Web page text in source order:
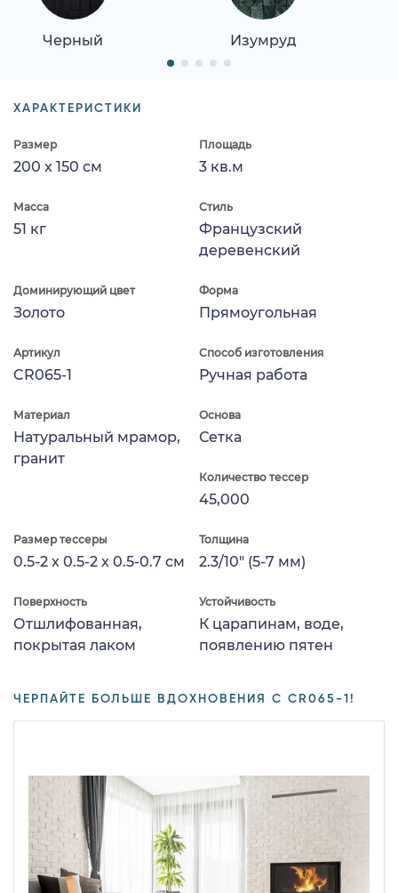
Черный Изумруд
ХАРАКТЕРИСТИКИ
Размер
200 x 150 см
Площадь
3 кв.м
Масса
51 кг
Стиль
Французский
деревенский
Доминирующий цвет
Золото
Форма
Прямоугольная
Артикул
CR065-1
Способ изготовления
Ручная работа
Материал
Натуральный мрамор,
гранит
Основа
Сетка
Количество тессер
45,000
Размер тессеры
0.5-2 x 0.5-2 x 0.5-0.7 см
Толщина
2.3/10" (5-7 мм)
Поверхность
Отшлифованная,
покрытая лаком
Устойчивость
К царапинам, воде,
появлению пятен
ЧЕРПАЙТЕ БОЛЬШЕ ВДОХНОВЕНИЯ С CR065-1!